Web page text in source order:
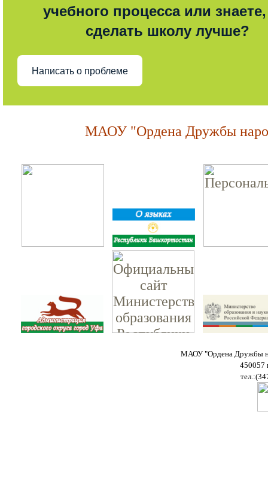
учебного процесса или знаете,
сделать школу лучше?
Написать о проблеме
МАОУ "Ордена Дружбы
МАОУ "Ордена Дружбы
450057